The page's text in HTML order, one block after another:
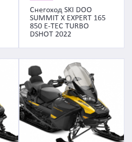
Снегоход SKI DOO
SUMMIT X EXPERT 165
850 E-TEC TURBO
DSHOT 2022